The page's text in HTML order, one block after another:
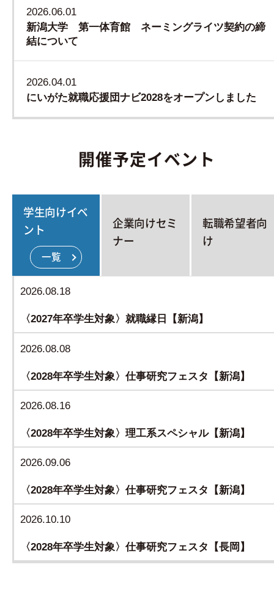
2026.06.01
新潟大学 第一体育館 ネーミングライツ契約の締
結について
2026.04.01
にいがた就職応援団ナビ2028をオープンしました
開催予定イベント
学生向けイベ
ント
一覧
企業向けセミ
ナー
転職希望者向
け
2026.08.18
〈2027年卒学生対象〉就職縁日【新潟】
2026.08.08
〈2028年卒学生対象〉仕事研究フェスタ【新潟】
2026.08.16
〈2028年卒学生対象〉理工系スペシャル【新潟】
2026.09.06
〈2028年卒学生対象〉仕事研究フェスタ【新潟】
2026.10.10
〈2028年卒学生対象〉仕事研究フェスタ【長岡】